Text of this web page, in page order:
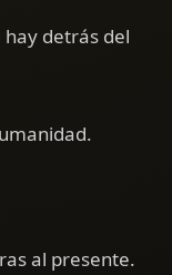
detrás del
al presente.